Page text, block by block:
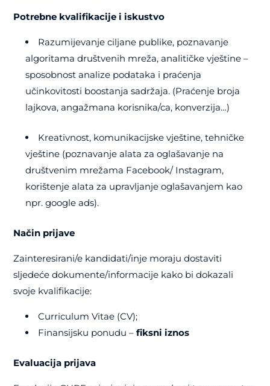
Potrebne kvalifikacije i iskustvo
Razumijevanje ciljane publike, poznavanje
algoritama društvenih mreža, analitičke vještine –
sposobnost analize podataka i praćenja
učinkovitosti boostanja sadržaja. (Praćenje broja
lajkova, angažmana korisnika/ca, konverzija…)
Kreativnost, komunikacijske vještine, tehničke
vještine (poznavanje alata za oglašavanje na
društvenim mrežama Facebook/ Instagram,
korištenje alata za upravljanje oglašavanjem kao
npr. google ads).
Način prijave
Zainteresirani/e kandidati/inje moraju dostaviti
sljedeće dokumente/informacije kako bi dokazali
svoje kvalifikacije:
Curriculum Vitae (CV);
Finansijsku ponudu –fiksni iznos
Evaluacija prijava